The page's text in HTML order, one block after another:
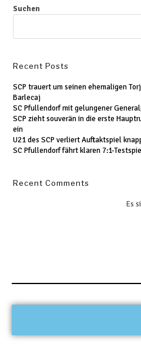
Suchen
Recent Posts
SCP trauert um seinen ehemaligen
Barlecaj
SC Pfullendorf mit gelungener
SCP zieht souverän in die erste
ein
U21 des SCP verliert Auftaktspiel
SC Pfullendorf fährt klaren 7:1-
Recent Comments
Es